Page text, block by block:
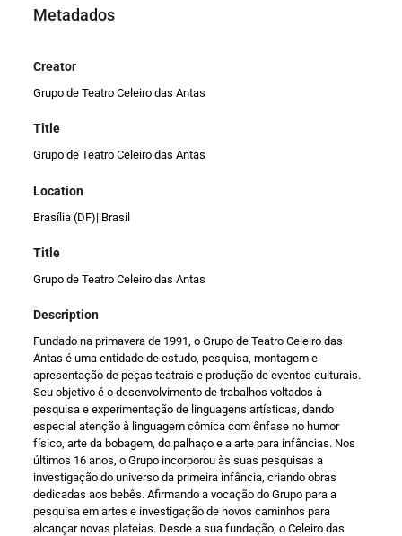
Metadados
Creator
Grupo de Teatro Celeiro das Antas
Title
Grupo de Teatro Celeiro das Antas
Location
Brasília (DF)||Brasil
Title
Grupo de Teatro Celeiro das Antas
Description
Fundado na primavera de 1991, o Grupo de Teatro Celeiro das
Antas é uma entidade de estudo, pesquisa, montagem e
apresentação de peças teatrais e produção de eventos culturais.
Seu objetivo é o desenvolvimento de trabalhos voltados à
pesquisa e experimentação de linguagens artísticas, dando
especial atenção à linguagem cômica com ênfase no humor
físico, arte da bobagem, do palhaço e a arte para infâncias. Nos
últimos 16 anos, o Grupo incorporou às suas pesquisas a
investigação do universo da primeira infância, criando obras
dedicadas aos bebês. Afirmando a vocação do Grupo para a
pesquisa em artes e investigação de novos caminhos para
alcançar novas plateias. Desde a sua fundação, o Celeiro das